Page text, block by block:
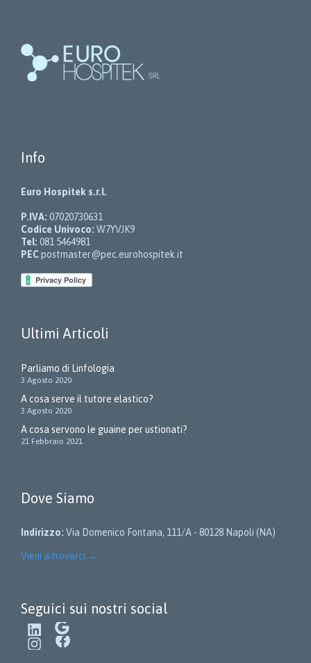
Info
Euro Hospitek s.r.l.
P.IVA: 07020730631
Codice Univoco: W7YVJK9
Tel: 081 5464981
PECpostmaster@pec.eurohospitek.it
Ultimi Articoli
Parliamo di Linfologia
3 Agosto 2020
A cosa serve il tutore elastico?
3 Agosto 2020
A cosa servono le guaine per ustionati?
21 Febbraio 2021
Dove Siamo
Indirizzo: Via Domenico Fontana, 111/A - 80128 Napoli (NA)
Vieni a trovarci →
Seguici sui nostri social
LinkedIn Google
InstagramFacebook